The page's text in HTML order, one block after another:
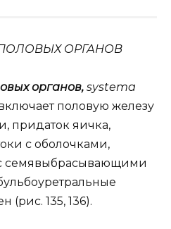
ОРГАНОВ
органов, systema
половую железу
придаток яичка,
с оболочками,
семявыбрасывающими
(рис. 135, 136).